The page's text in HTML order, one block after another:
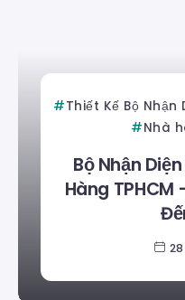
Thiết Kế Bộ Nhận
Nhà
Bộ Nhận
Hàng TPHCM